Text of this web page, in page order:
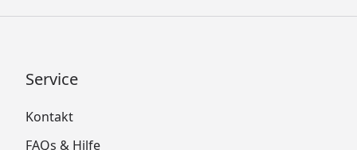
Service
Kontakt
FAQs & Hilfe